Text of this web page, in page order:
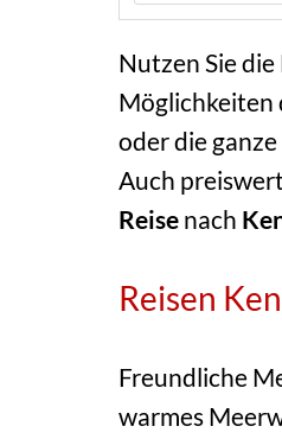
Nutzen Sie
Möglichkeiten
oder die
Auch
Reisenach
Reisen
Freundliche
warmes